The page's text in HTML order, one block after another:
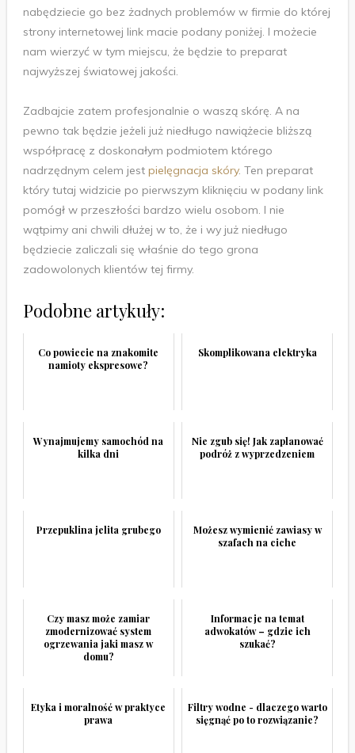
nabędziecie go bez żadnych problemów w firmie do której
strony internetowej link macie podany poniżej. I możecie
nam wierzyć w tym miejscu, że będzie to preparat
najwyższej światowej jakości.
Zadbajcie zatem profesjonalnie o waszą skórę. A na
pewno tak będzie jeżeli już niedługo nawiążecie bliższą
współpracę z doskonałym podmiotem którego
nadrzędnym celem jest pielęgnacja skóry. Ten preparat
który tutaj widzicie po pierwszym kliknięciu w podany link
pomógł w przeszłości bardzo wielu osobom. I nie
wątpimy ani chwili dłużej w to, że i wy już niedługo
będziecie zaliczali się właśnie do tego grona
zadowolonych klientów tej firmy.
Podobne artykuły:
Co powiecie na znakomite
namioty ekspresowe?
Skomplikowana elektryka
Wynajmujemy samochód na
kilka dni
Nie zgub się! Jak zaplanować
podróż z wyprzedzeniem
Przepuklina jelita grubego
Możesz wymienić zawiasy w
szafach na ciche
Czy masz może zamiar
zmodernizować system
ogrzewania jaki masz w
domu?
Informacje na temat
adwokatów – gdzie ich
szukać?
Etyka i moralność w praktyce
prawa
Filtry wodne - dlaczego warto
sięgnąć po to rozwiązanie?